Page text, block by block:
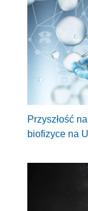
Przyszłość
biofizyce na